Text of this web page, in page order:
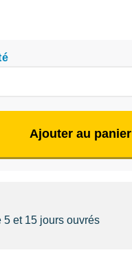
Ajouter au panier
5 et 15 jours ouvrés